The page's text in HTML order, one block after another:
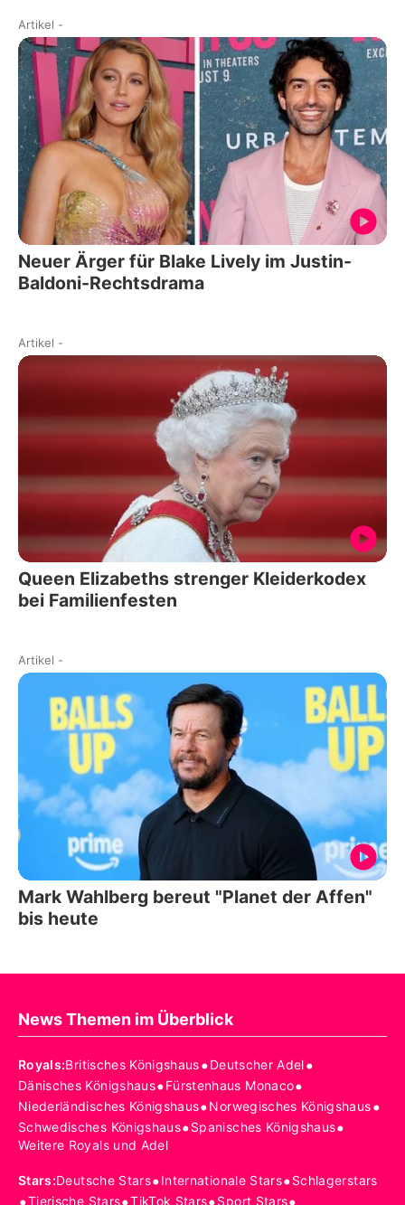
Artikel -
Neuer Ärger für Blake Lively im Justin-
Baldoni-Rechtsdrama
Artikel -
Queen Elizabeths strenger Kleiderkodex
bei Familienfesten
Artikel -
Mark Wahlberg bereut "Planet der Affen"
bis heute
News Themen im Überblick
Royals:Britisches Königshaus•Deutscher Adel•
Dänisches Königshaus•Fürstenhaus Monaco•
Niederländisches Königshaus•Norwegisches Königshaus•
Schwedisches Königshaus•Spanisches Königshaus•
Weitere Royals und Adel
Stars:Deutsche Stars•Internationale Stars•Schlagerstars
Tierische Stars TikTok Stars Sport Stars